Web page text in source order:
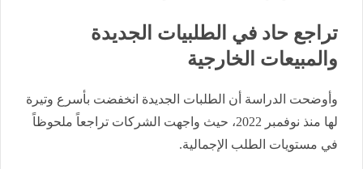
تراجع حاد في الطلبيات الجديدة
والمبيعات الخارجية
وأوضحت الدراسة أن الطلبات الجديدة انخفضت بأسرع وتيرة
لها منذ نوفمبر 2022، حيث واجهت الشركات تراجعاً ملحوظاً
في مستويات الطلب الإجمالية.